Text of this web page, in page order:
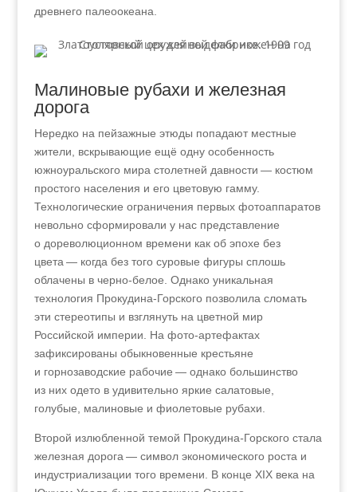
древнего палеоокеана.
Малиновые рубахи и железная
дорога
Нередко на пейзажные этюды попадают местные
жители, вскрывающие ещё одну особенность
южноуральского мира столетней давности — костюм
простого населения и его цветовую гамму.
Технологические ограничения первых фотоаппаратов
невольно сформировали у нас представление
о дореволюционном времени как об эпохе без
цвета — когда без того суровые фигуры сплошь
облачены в черно-белое. Однако уникальная
технология Прокудина-Горского позволила сломать
эти стереотипы и взглянуть на цветной мир
Российской империи. На фото-артефактах
зафиксированы обыкновенные крестьяне
и горнозаводские рабочие — однако большинство
из них одето в удивительно яркие салатовые,
голубые, малиновые и фиолетовые рубахи.
Второй излюбленной темой Прокудина-Горского стала
железная дорога — символ экономического роста и
индустриализации того времени. В конце XIX века на